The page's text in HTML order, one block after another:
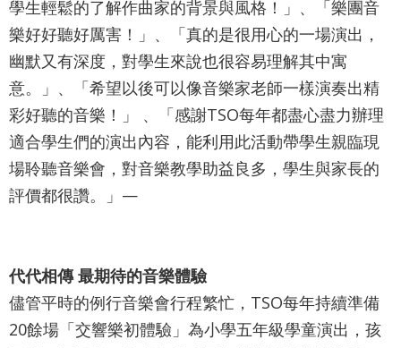
策
作
權
聲
明
學生輕鬆的了解作曲家的背景與風格！」、「樂團音
樂好好聽好厲害！」、「真的是很用心的一場演出，
幽默又有深度，對學生來說也很容易理解其中寓
意。」、「希望以後可以像音樂家老師一樣演奏出精
彩好聽的音樂！」 、「感謝TSO每年都盡心盡力辦理
適合學生們的演出內容，能利用此活動帶學生親臨現
場聆聽音樂會，對音樂教學助益良多，學生與家長的
評價都很讚。」—
代代相傳 最期待的音樂體驗
儘管平時的例行音樂會行程繁忙，TSO每年持續準備
20餘場「交響樂初體驗」為小學五年級學童演出，孩